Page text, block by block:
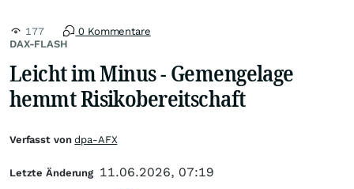
DAX-FLASH
177 0 Kommentare
Leicht im Minus - Gemengelage
hemmt Risikobereitschaft
Verfasst vondpa-AFX
Letzte Änderung 11.06.2026, 07:19